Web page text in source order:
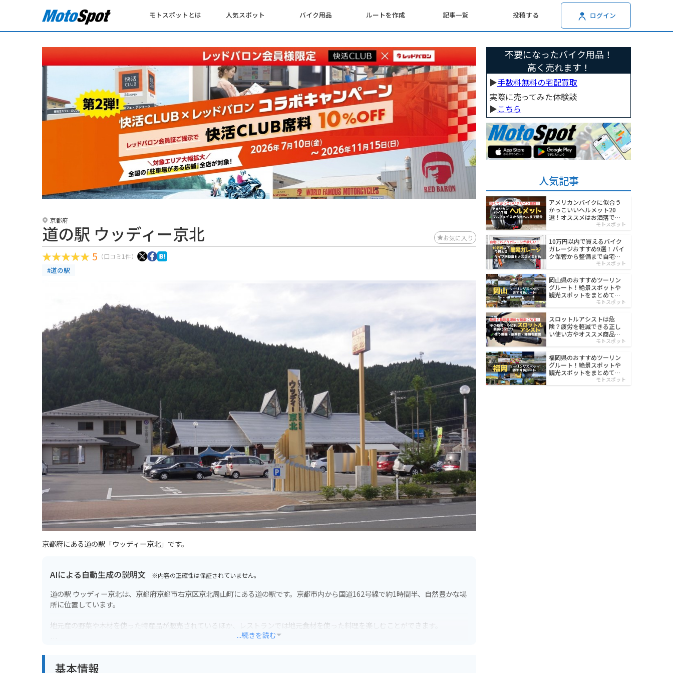
モトスポットとは 人気スポット バイク用品 ルートを作成 記事一覧 投稿する ログイン
京都府
道の駅 ウッディー京北 お気に入り
5 （口コミ1件）
#道の駅
京都府にある道の駅「ウッディー京北」です。
AIによる自動生成の説明文 ※内容の正確性は保証されていません。
道の駅 ウッディー京北は、京都府京都市右京区京北周山町にある道の駅です。京都市内から国道162号線で約1時間半、自然豊かな場
所に位置しています。
地元産の野菜や木材を使った特産品が販売されているほか、レストランでは地元食材を使った料理を楽しむことができます。
...続きを読む
基本情報
不要になったバイク用品！
高く売れます！
▶︎手数料無料の宅配買取
実際に売ってみた体験談
▶︎こちら
人気記事
アメリカンバイクに似合う
かっこいいヘルメット20
選！オススメはお洒落でワ
モトスポット
10万円以内で買えるバイク
ガレージおすすめ9選！バイ
ク保管から整備まで自宅で
モトスポット
岡山県のおすすめツーリン
グルート！絶景スポットや
観光スポットをまとめて紹
モトスポット
スロットルアシストは危
険？疲労を軽減できる正し
い使い方やオススメ商品を
モトスポット
福岡県のおすすめツーリン
グルート！絶景スポットや
観光スポットをまとめて紹
モトスポット